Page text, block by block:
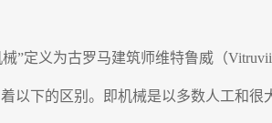
”定义为古罗马建筑师维特鲁威（
以下的区别。即机械是以多数人工和